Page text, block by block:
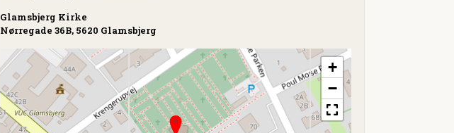
Glamsbjerg Kirke
Nørregade 36B, 5620 Glamsbjerg
+
−